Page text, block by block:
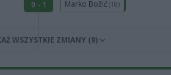
0 - 1 Marko Božić (18)
WSZYSTKIE ZMIANY (9)